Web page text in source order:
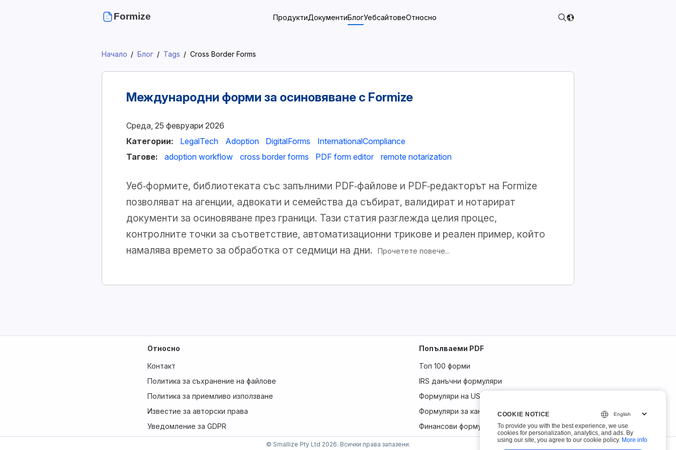
Formize ПродуктиДокументиБлогУебсайтовеОтносно
Начало Блог Tags Cross Border Forms
Международни форми за осиновяване с Formize
Среда, 25 февруари 2026
Категории:
LegalTech Adoption DigitalForms
InternationalCompliance
Тагове:
adoption workflow cross border forms PDF form editor remote notarization
Уеб‑формите, библиотеката със запълними PDF‑файлове и PDF‑редакторът на Formize
позволяват на агенции, адвокати и семейства да събират, валидират и нотарират
документи за осиновяване през граници. Тази статия разглежда целия процес,
контролните точки за съответствие, автоматизационни трикове и реален пример, който
намалява времето за обработка от седмици на дни.
Прочетете повече...
Относно
Контакт
Политика за съхранение на файлове
Политика за приемливо използване
Известие за авторски права
Уведомление за GDPR
Попълваеми PDF
Топ 100 форми
IRS данъчни формуляри
Формуляри на USCIS
Формуляри за кандидатстване
Финансови формуляри
© Smallize Pty Ltd 2026. Всички права запазени.
COOKIE NOTICE
To provide you with the best experience, we use
cookies for personalization, analytics, and ads. By
using our site, you agree to our cookie policy. More info
COOKIE NOTICE
To provide you with the best experience, we use
cookies for personalization, analytics, and ads. By
using our site, you agree to our cookie policy. More info